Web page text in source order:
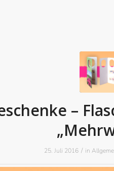
–
25. Juli 2016 / in